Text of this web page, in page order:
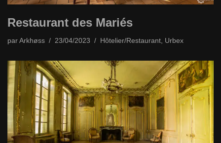
Restaurant des Mariés
par Arkhøss 23/04/2023 Hôtelier/Restaurant, Urbex